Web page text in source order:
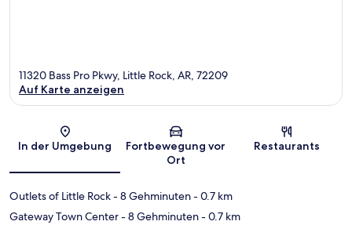
Karte
11320 Bass Pro Pkwy, Little Rock, AR, 72209
Auf Karte anzeigen
In der Umgebung
Fortbewegung vor
Ort
Restaurants
Outlets of Little Rock- 8 Gehminuten- 0.7 km
Gateway Town Center- 8 Gehminuten- 0.7 km